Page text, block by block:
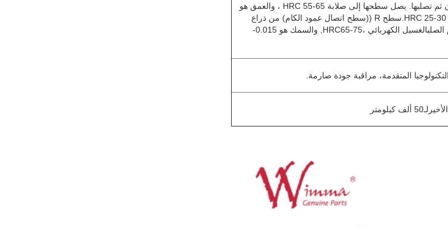
يتم غرسها بطبقة الكربون ثم تصلبها. يصل سطحها إلى صلابة HRC 55-65 ، والعمق هو
0.5-1.0mm ، وصلابة النواة هي HRC 25-30.سطح R ((سطح اتصال عمود الكام) من ذراع
الغسيل الكهربائي ،HRC
65-75, والسمك هو 0.015-
الأخير لـ50 ألف كيلومتر